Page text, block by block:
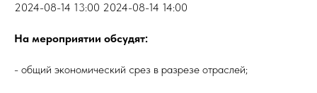
2024-08-14 13:00 2024-08-14 14:00
На мероприятии обсудят:
- общий экономический срез в разрезе отраслей;